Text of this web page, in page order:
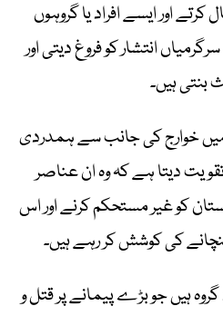
اور ایسے افراد یا گروہوں
انتشار کو فروغ دیتی اور
بنتی ہیں۔
خوارج کی جانب سے ہمدردی
دیتا ہے کہ وہ ان عناصر
کو غیر مستحکم کرنے اور اس
کی کوشش کر رہے ہیں۔
ہیں جو بڑے پیمانے پر قتل و